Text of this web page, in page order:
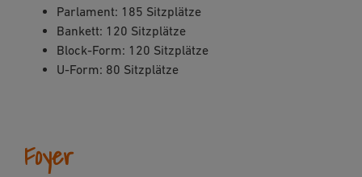
Parlament: 185 Sitzplätze
Bankett: 120 Sitzplätze
Block-Form: 120 Sitzplätze
U-Form: 80 Sitzplätze
Foyer